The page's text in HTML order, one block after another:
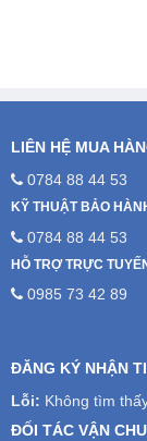
LIÊN HỆ MUA
0784 88 44 53
KỸ THUẬT BẢO
0784 88 44 53
HỖ TRỢ TRỰC
0985 73 42 89
ĐĂNG KÝ NHẬN
Lỗi: Không tìm
ĐỐI TÁC VẬN